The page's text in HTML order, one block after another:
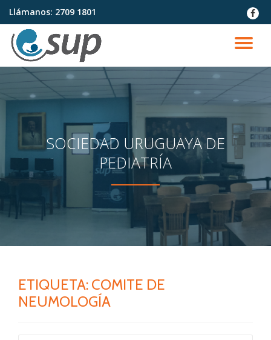
Saltar
contenido
Llámanos: 2709 1801
fa-
SOCIEDAD URUGUAYA DE
PEDIATRÍA
ETIQUETA: COMITE DE
NEUMOLOGÍA